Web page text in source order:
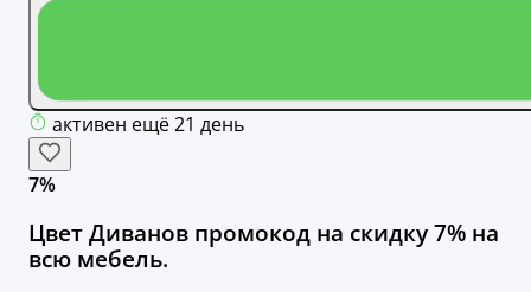
активен ещё 21 день
7%
Цвет Диванов промокод на скидку 7% на
всю мебель.